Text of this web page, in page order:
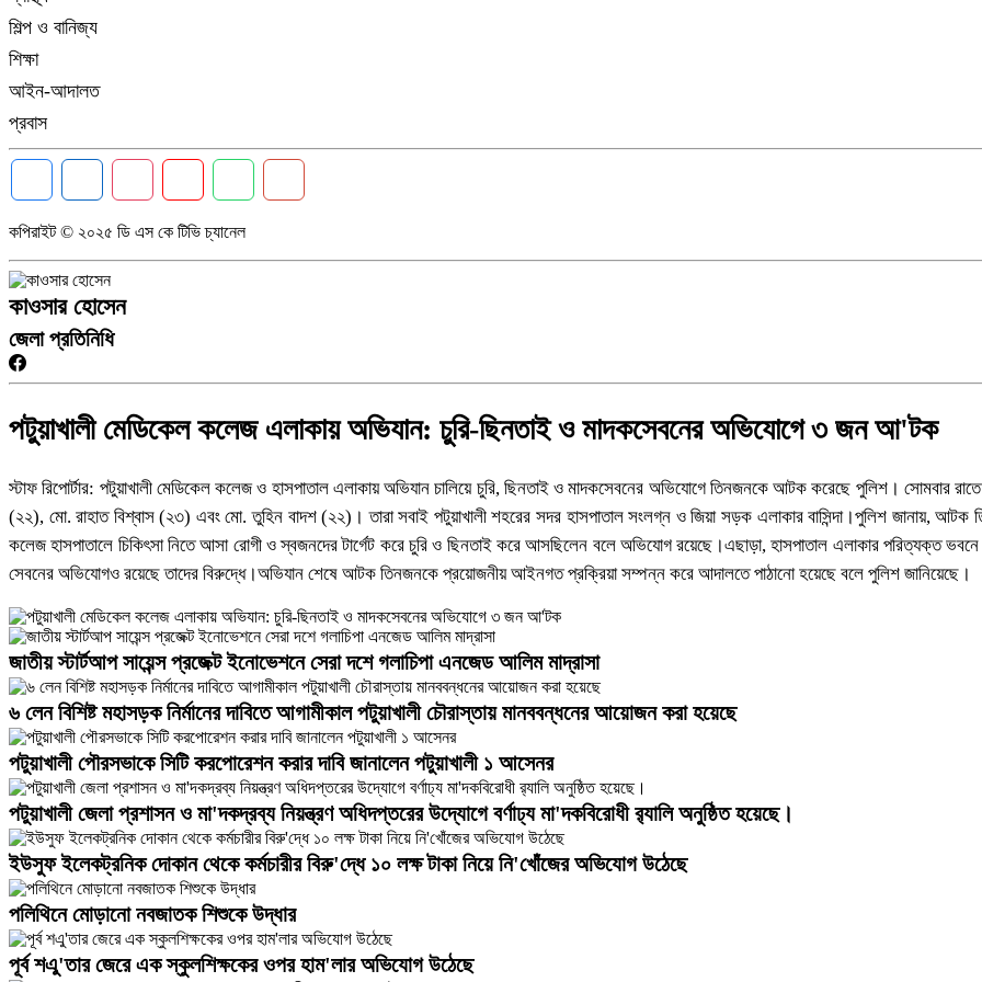
শিল্প ও বানিজ্য
শিক্ষা
আইন-আদালত
প্রবাস
কপিরাইট © ২০২৫ ডি এস কে টিভি চ্যানেল
কাওসার হোসেন
জেলা প্রতিনিধি
পটুয়াখালী মেডিকেল কলেজ এলাকায় অভিযান: চুরি-ছিনতাই ও মাদকসেবনের অভিযোগে ৩ জন আ'টক
স্টাফ রিপোর্টার: পটুয়াখালী মেডিকেল কলেজ ও হাসপাতাল এলাকায় অভিযান চালিয়ে চুরি, ছিনতাই ও মাদকসেবনের অভিযোগে তিনজনকে আটক করেছে পুলিশ। সোমবার
(২২), মো. রাহাত বিশ্বাস (২৩) এবং মো. তুহিন বাদশ (২২)। তারা সবাই পটুয়াখালী শহরের সদর হাসপাতাল সংলগ্ন ও জিয়া সড়ক এলাকার বাসিন্দা।পুলিশ জানায়, আটক
কলেজ হাসপাতালে চিকিৎসা নিতে আসা রোগী ও স্বজনদের টার্গেট করে চুরি ও ছিনতাই করে আসছিলেন বলে অভিযোগ রয়েছে।এছাড়া, হাসপাতাল এলাকার পরিত্যক্ত ভবনে
সেবনের অভিযোগও রয়েছে তাদের বিরুদ্ধে।অভিযান শেষে আটক তিনজনকে প্রয়োজনীয় আইনগত প্রক্রিয়া সম্পন্ন করে আদালতে পাঠানো হয়েছে বলে পুলিশ জানিয়েছে।
জাতীয় স্টার্টআপ সায়েন্স প্রজেক্ট ইনোভেশনে সেরা দশে গলাচিপা এনজেড আলিম মাদ্রাসা
৬ লেন বিশিষ্ট মহাসড়ক নির্মানের দাবিতে আগামীকাল পটুয়াখালী চৌরাস্তায় মানববন্ধনের আয়োজন করা হয়েছে
পটুয়াখালী পৌরসভাকে সিটি করপোরেশন করার দাবি জানালেন পটুয়াখালী ১ আসেনর
পটুয়াখালী জেলা প্রশাসন ও মা'দকদ্রব্য নিয়ন্ত্রণ অধিদপ্তরের উদ্যোগে বর্ণাঢ্য মা'দকবিরোধী র‌্যালি অনুষ্ঠিত হয়েছে।
ইউসুফ ইলেকট্রনিক দোকান থেকে কর্মচারীর বিরু'দ্ধে ১০ লক্ষ টাকা নিয়ে নি'খোঁজের অভিযোগ উঠেছে
পলিথিনে মোড়ানো নবজাতক শিশুকে উদ্ধার
পূর্ব শএু'তার জেরে এক স্কুলশিক্ষকের ওপর হাম'লার অভিযোগ উঠেছে